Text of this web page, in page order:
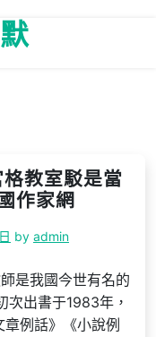
教室駁是當
作家網
by admin
是我國今世有名的
次出書于1983年，
例話》《小說例